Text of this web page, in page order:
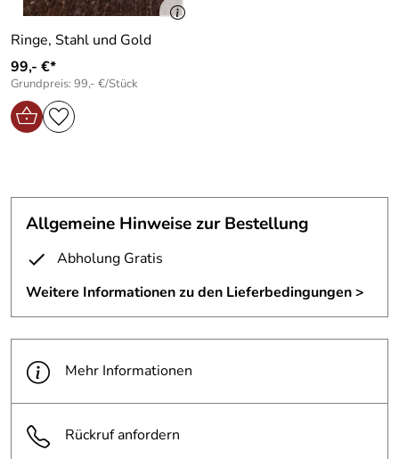
Ringe, Stahl und Gold
99,- €*
Grundpreis: 99,- €/Stück
Allgemeine Hinweise zur Bestellung
Abholung Gratis
Weitere Informationen zu den Lieferbedingungen >
Mehr Informationen
Rückruf anfordern